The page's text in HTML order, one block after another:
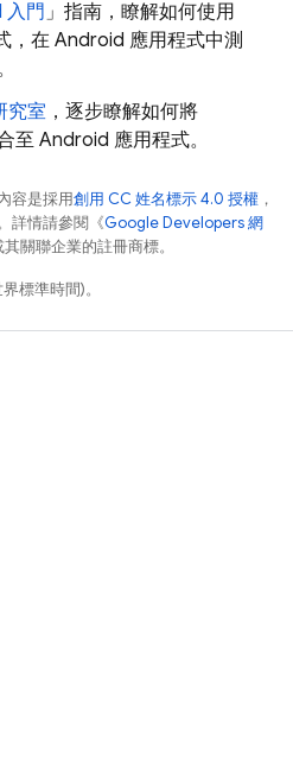
門 」指南，瞭解如何使用
，在 Android 應用程式中測
究室 ，逐步瞭解如何將
至 Android 應用程式。
容是採用創用 CC 姓名標示 4.0 授權 ，
詳情請參閱《Google Developers 網
關聯企業的註冊商標。
標準時間)。